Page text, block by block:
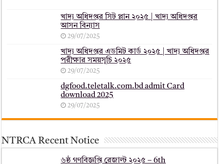
খাদ্য অধিদপ্তর সিট প্লান ২০২৫ | খাদ্য অধিদপ্তর
আসন বিন্যাস
29/07/2025
খাদ্য অধিদপ্তর এডমিট কার্ড ২০২৫ | খাদ্য অধিদপ্তর
পরীক্ষার সময়সূচি ২০২৫
29/07/2025
dgfood.teletalk.com.bd admit Card
download 2025
29/07/2025
NTRCA Recent Notice
৬ষ্ঠ গণবিজ্ঞপ্তি রেজাল্ট ২০২৫ – 6th